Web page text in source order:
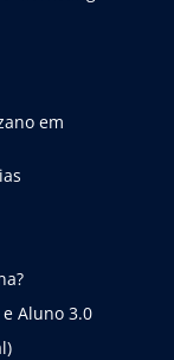
em
Aluno 3.0